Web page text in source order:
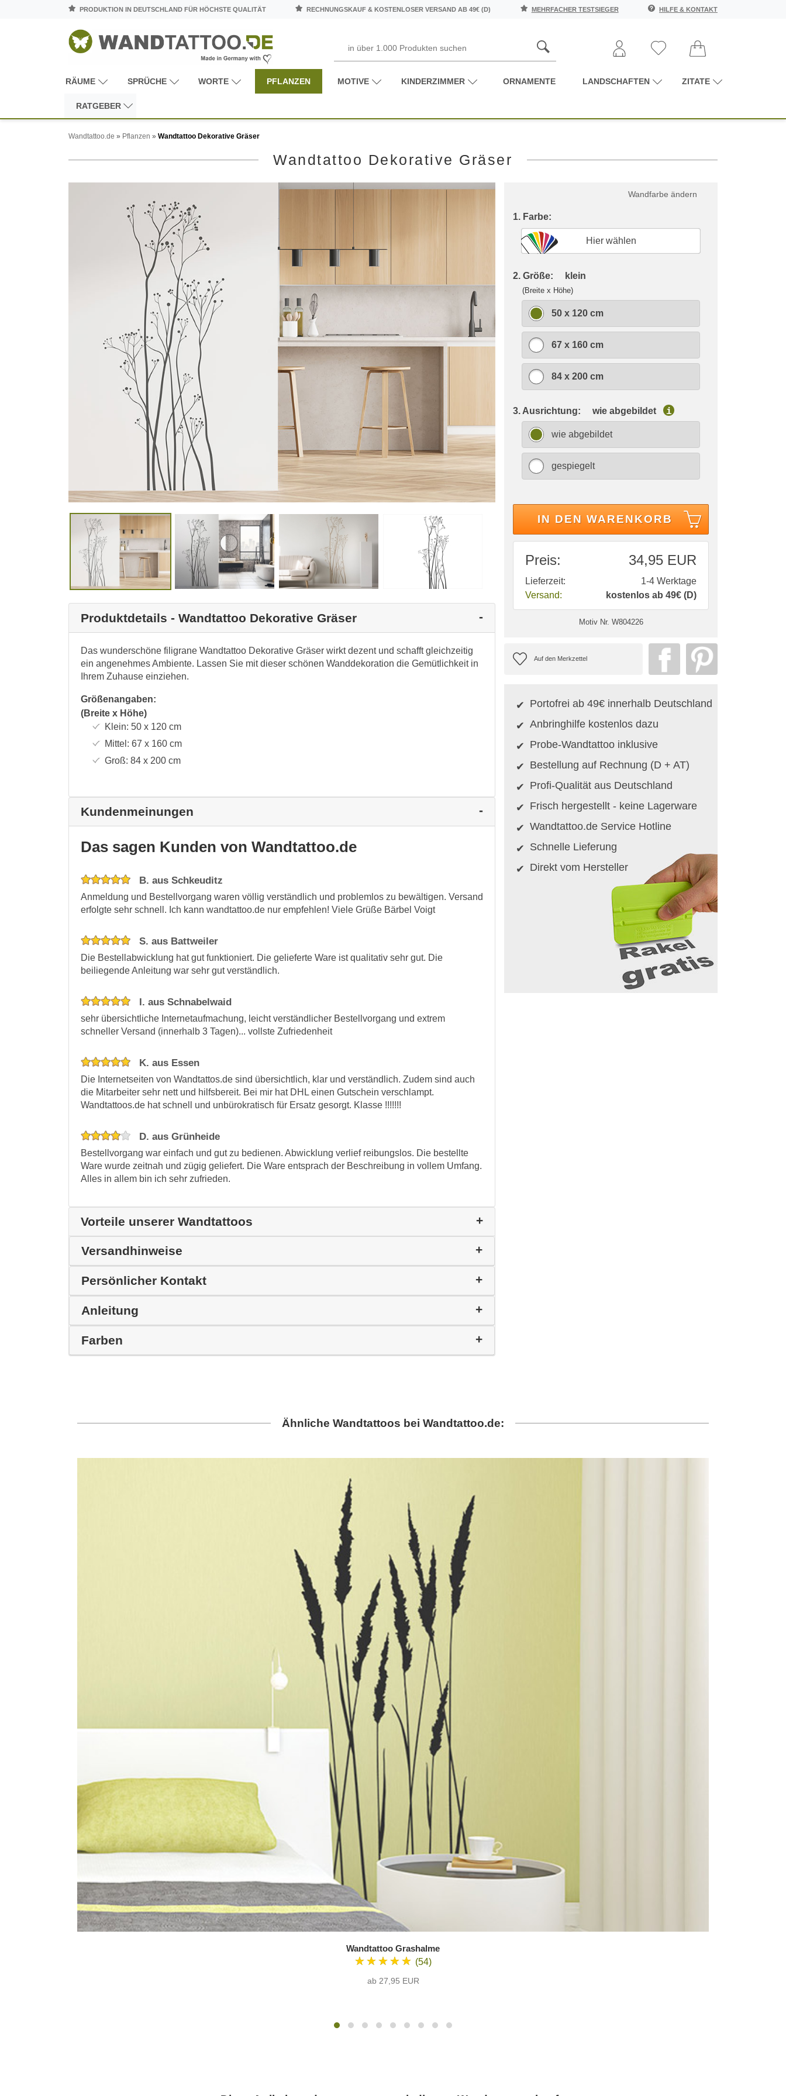
PRODUKTION IN DEUTSCHLAND FÜR HÖCHSTE QUALITÄT RECHNUNGSKAUF & KOSTENLOSER VERSAND AB 49€ (D) MEHRFACHER TESTSIEGER HILFE & KONTAKT
RÄUME SPRÜCHE WORTE PFLANZEN MOTIVE KINDERZIMMER ORNAMENTE LANDSCHAFTEN ZITATE
RATGEBER
Wandtattoo.de » Pflanzen » Wandtattoo Dekorative Gräser
Wandtattoo Dekorative Gräser
Produktdetails - Wandtattoo Dekorative Gräser
Das wunderschöne filigrane Wandtattoo Dekorative Gräser wirkt dezent und schafft gleichzeitig
ein angenehmes Ambiente. Lassen Sie mit dieser schönen Wanddekoration die Gemütlichkeit in
Ihrem Zuhause einziehen.
Größenangaben:
(Breite x Höhe)
Klein: 50 x 120cm
Mittel: 67 x 160cm
Groß: 84 x 200cm
Kundenmeinungen
Das sagen Kunden von Wandtattoo.de
B. aus Schkeuditz
Anmeldung und Bestellvorgang waren völlig verständlich und problemlos zu bewältigen. Versand
erfolgte sehr schnell. Ich kann wandtattoo.de nur empfehlen! Viele Grüße Bärbel Voigt
S. aus Battweiler
Die Bestellabwicklung hat gut funktioniert. Die gelieferte Ware ist qualitativ sehr gut. Die
beiliegende Anleitung war sehr gut verständlich.
I. aus Schnabelwaid
sehr übersichtliche Internetaufmachung, leicht verständlicher Bestellvorgang und extrem
schneller Versand (innerhalb 3 Tagen)... vollste Zufriedenheit
K. aus Essen
Die Internetseiten von Wandtattos.de sind übersichtlich, klar und verständlich. Zudem sind auch
die Mitarbeiter sehr nett und hilfsbereit. Bei mir hat DHL einen Gutschein verschlampt.
Wandtattoos.de hat schnell und unbürokratisch für Ersatz gesorgt. Klasse !!!!!!!
D. aus Grünheide
Bestellvorgang war einfach und gut zu bedienen. Abwicklung verlief reibungslos. Die bestellte
Ware wurde zeitnah und zügig geliefert. Die Ware entsprach der Beschreibung in vollem Umfang.
Alles in allem bin ich sehr zufrieden.
Vorteile unserer Wandtattoos
Versandhinweise
Persönlicher Kontakt
Anleitung
Farben
Wandfarbe ändern
1. Farbe:
Hier wählen
2. Größe: klein
(Breite x Höhe)
50 x 120 cm
67 x 160 cm
84 x 200 cm
3. Ausrichtung: wie abgebildet i
wie abgebildet
gespiegelt
IN DEN WARENKORB
Preis: 34,95 EUR
Lieferzeit:
1-4 Werktage
Versand:
kostenlos ab 49€ (D)
Motiv Nr. W804226
Portofrei ab 49€ innerhalb Deutschland
Anbringhilfe kostenlos dazu
Probe-Wandtattoo inklusive
Bestellung auf Rechnung (D + AT)
Profi-Qualität aus Deutschland
Frisch hergestellt - keine Lagerware
Wandtattoo.de Service Hotline
Schnelle Lieferung
Direkt vom Hersteller
Ähnliche Wandtattoos bei Wandtattoo.de:
Wandtattoo Grashalme
★★★★★ (54)
ab 27,95 EUR